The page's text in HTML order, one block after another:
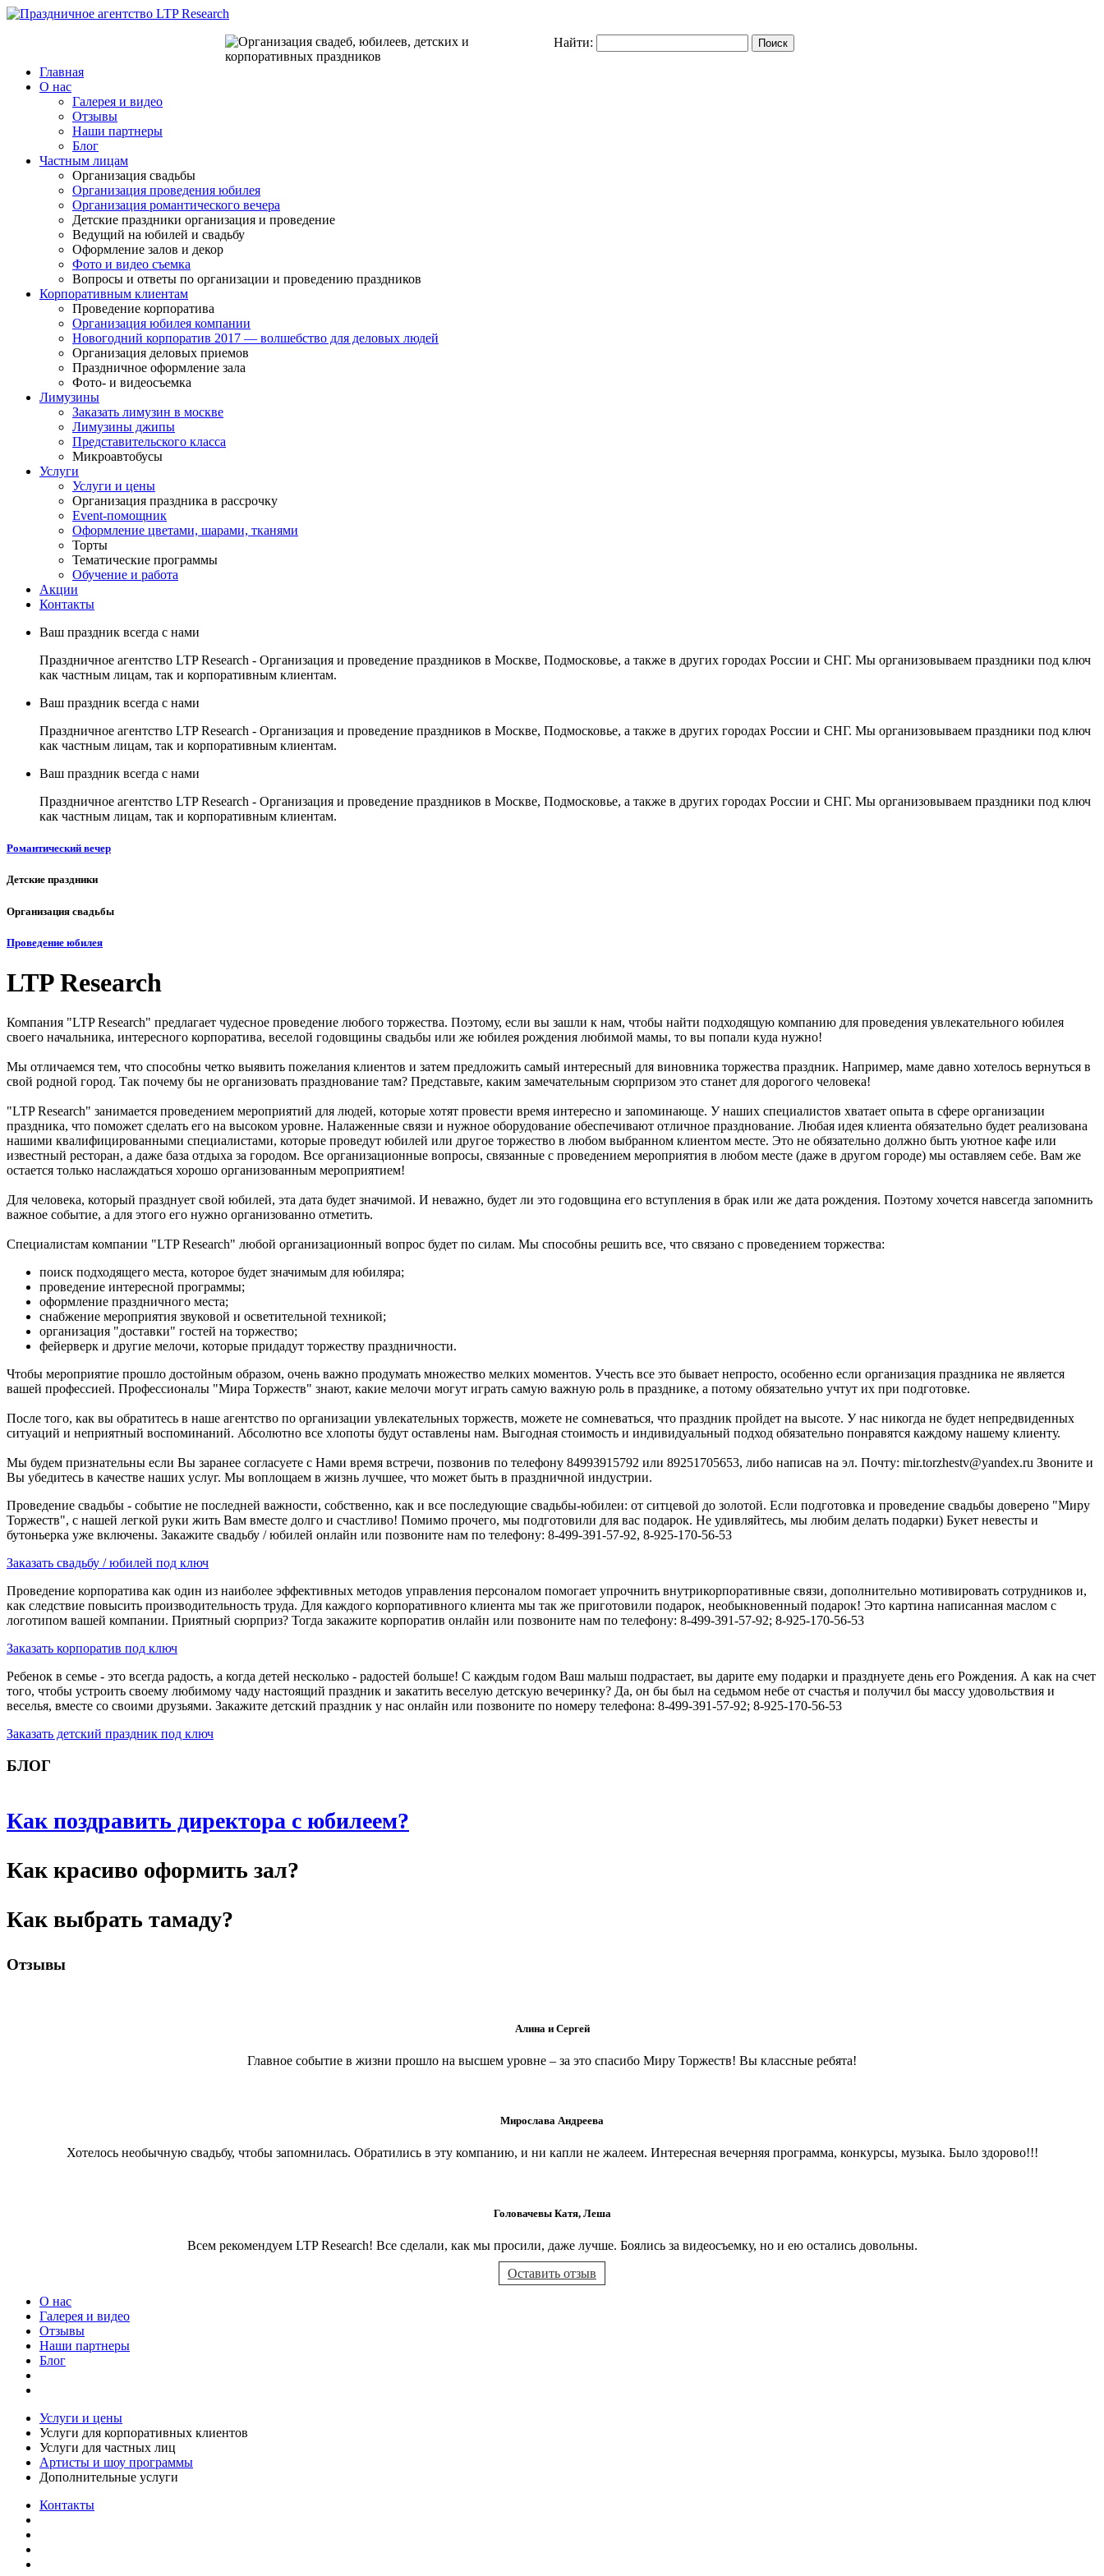
Найти:
Главная
О нас
Галерея и видео
Отзывы
Наши партнеры
Блог
Частным лицам
Организация свадьбы
Организация проведения юбилея
Организация романтического вечера
Детские праздники организация и проведение
Ведущий на юбилей и свадьбу
Оформление залов и декор
Фото и видео съемка
Вопросы и ответы по организации и проведению праздников
Корпоративным клиентам
Проведение корпоратива
Организация юбилея компании
Новогодний корпоратив 2017 — волшебство для деловых людей
Организация деловых приемов
Праздничное оформление зала
Фото- и видеосъемка
Лимузины
Заказать лимузин в москве
Лимузины джипы
Представительского класса
Микроавтобусы
Услуги
Услуги и цены
Организация праздника в рассрочку
Event-помощник
Оформление цветами, шарами, тканями
Торты
Тематические программы
Обучение и работа
Акции
Контакты
Ваш праздник всегда с нами
Праздничное агентство LTP Research - Организация и проведение праздников в Москве, Подмосковье, а также в других городах России и СНГ. Мы организовываем праздники под ключ
как частным лицам, так и корпоративным клиентам.
Ваш праздник всегда с нами
Праздничное агентство LTP Research - Организация и проведение праздников в Москве, Подмосковье, а также в других городах России и СНГ. Мы организовываем праздники под ключ
как частным лицам, так и корпоративным клиентам.
Ваш праздник всегда с нами
Праздничное агентство LTP Research - Организация и проведение праздников в Москве, Подмосковье, а также в других городах России и СНГ. Мы организовываем праздники под ключ
как частным лицам, так и корпоративным клиентам.
Романтический вечер
Детские праздники
Организация свадьбы
Проведение юбилея
LTP Research
Компания "LTP Research" предлагает чудесное проведение любого торжества. Поэтому, если вы зашли к нам, чтобы найти подходящую компанию для проведения увлекательного юбилея
своего начальника, интересного корпоратива, веселой годовщины свадьбы или же юбилея рождения любимой мамы, то вы попали куда нужно!
Мы отличаемся тем, что способны четко выявить пожелания клиентов и затем предложить самый интересный для виновника торжества праздник. Например, маме давно хотелось вернуться в
свой родной город. Так почему бы не организовать празднование там? Представьте, каким замечательным сюрпризом это станет для дорогого человека!
"LTP Research" занимается проведением мероприятий для людей, которые хотят провести время интересно и запоминающе. У наших специалистов хватает опыта в сфере организации
праздника, что поможет сделать его на высоком уровне. Налаженные связи и нужное оборудование обеспечивают отличное празднование. Любая идея клиента обязательно будет реализована
нашими квалифицированными специалистами, которые проведут юбилей или другое торжество в любом выбранном клиентом месте. Это не обязательно должно быть уютное кафе или
известный ресторан, а даже база отдыха за городом. Все организационные вопросы, связанные с проведением мероприятия в любом месте (даже в другом городе) мы оставляем себе. Вам же
остается только наслаждаться хорошо организованным мероприятием!
Для человека, который празднует свой юбилей, эта дата будет значимой. И неважно, будет ли это годовщина его вступления в брак или же дата рождения. Поэтому хочется навсегда запомнить
важное событие, а для этого его нужно организованно отметить.
Специалистам компании "LTP Research" любой организационный вопрос будет по силам. Мы способны решить все, что связано с проведением торжества:
поиск подходящего места, которое будет значимым для юбиляра;
проведение интересной программы;
оформление праздничного места;
снабжение мероприятия звуковой и осветительной техникой;
организация "доставки" гостей на торжество;
фейерверк и другие мелочи, которые придадут торжеству праздничности.
Чтобы мероприятие прошло достойным образом, очень важно продумать множество мелких моментов. Учесть все это бывает непросто, особенно если организация праздника не является
вашей профессией. Профессионалы "Мира Торжеств" знают, какие мелочи могут играть самую важную роль в празднике, а потому обязательно учтут их при подготовке.
После того, как вы обратитесь в наше агентство по организации увлекательных торжеств, можете не сомневаться, что праздник пройдет на высоте. У нас никогда не будет непредвиденных
ситуаций и неприятный воспоминаний. Абсолютно все хлопоты будут оставлены нам. Выгодная стоимость и индивидуальный подход обязательно понравятся каждому нашему клиенту.
Мы будем признательны если Вы заранее согласуете с Нами время встречи, позвонив по телефону 84993915792 или 89251705653, либо написав на эл. Почту: mir.torzhestv@yandex.ru Звоните и
Вы убедитесь в качестве наших услуг. Мы воплощаем в жизнь лучшее, что может быть в праздничной индустрии.
Проведение свадьбы - событие не последней важности, собственно, как и все последующие свадьбы-юбилеи: от ситцевой до золотой. Если подготовка и проведение свадьбы доверено "Миру
Торжеств", с нашей легкой руки жить Вам вместе долго и счастливо! Помимо прочего, мы подготовили для вас подарок. Не удивляйтесь, мы любим делать подарки) Букет невесты и
бутоньерка уже включены. Закажите свадьбу / юбилей онлайн или позвоните нам по телефону: 8-499-391-57-92, 8-925-170-56-53
Заказать свадьбу / юбилей под ключ
Проведение корпоратива как один из наиболее эффективных методов управления персоналом помогает упрочнить внутрикорпоративные связи, дополнительно мотивировать сотрудников и,
как следствие повысить производительность труда. Для каждого корпоративного клиента мы так же приготовили подарок, необыкновенный подарок! Это картина написанная маслом с
логотипом вашей компании. Приятный сюрприз? Тогда закажите корпоратив онлайн или позвоните нам по телефону: 8-499-391-57-92; 8-925-170-56-53
Заказать корпоратив под ключ
Ребенок в семье - это всегда радость, а когда детей несколько - радостей больше! С каждым годом Ваш малыш подрастает, вы дарите ему подарки и празднуете день его Рождения. А как на счет
того, чтобы устроить своему любимому чаду настоящий праздник и закатить веселую детскую вечеринку? Да, он бы был на седьмом небе от счастья и получил бы массу удовольствия и
веселья, вместе со своими друзьями. Закажите детский праздник у нас онлайн или позвоните по номеру телефона: 8-499-391-57-92; 8-925-170-56-53
Заказать детский праздник под ключ
БЛОГ
Как поздравить директора с юбилеем?
Как красиво оформить зал?
Как выбрать тамаду?
Отзывы
Алина и Сергей
Главное событие в жизни прошло на высшем уровне – за это спасибо Миру Торжеств! Вы классные ребята!
Мирослава Андреева
Хотелось необычную свадьбу, чтобы запомнилась. Обратились в эту компанию, и ни капли не жалеем. Интересная вечерняя программа, конкурсы, музыка. Было здорово!!!
Головачевы Катя, Леша
Всем рекомендуем LTP Research! Все сделали, как мы просили, даже лучше. Боялись за видеосъемку, но и ею остались довольны.
Оставить отзыв
О нас
Галерея и видео
Отзывы
Наши партнеры
Блог
Услуги и цены
Услуги для корпоративных клиентов
Услуги для частных лиц
Артисты и шоу программы
Дополнительные услуги
Контакты